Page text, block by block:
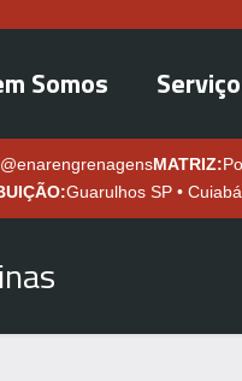
Somos
@enarengrenagensMATRIZ:
Guarulhos SP •